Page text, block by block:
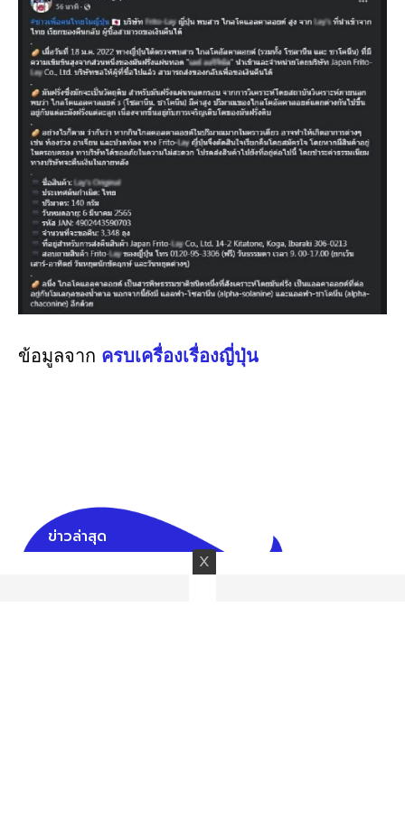
ข้อมูลจาก ครบเครื่องเรื่องญี่ปุ่น
ข่าวล่าสุด